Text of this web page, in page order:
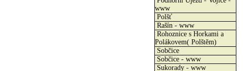
www
Polšť
Rašín - www
Rohoznice s Horkami a
Polákovem( Polštěm)
Sobčice
Sobčice - www
Sukorady - www